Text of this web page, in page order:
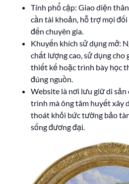
Tính phổ cập: Giao diện
cần tài khoản, hỗ trợ mọi
đến chuyên gia.
Khuyến khích sử dụng mở:
chất lượng cao, sử dụng cho
thiết kế hoặc trình bày học
đúng nguồn.
Website là nơi lưu giữ di sản
trình mà ông tâm huyết xây
thoát khỏi bức tường bảo
sống đương đại.